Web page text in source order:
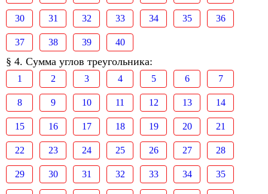
30 31 32 33 34 35 36
37 38 39 40
§ 4. Сумма углов треугольника:
1 2 3 4 5 6 7
8 9 10 11 12 13 14
15 16 17 18 19 20 21
22 23 24 25 26 27 28
29 30 31 32 33 34 35